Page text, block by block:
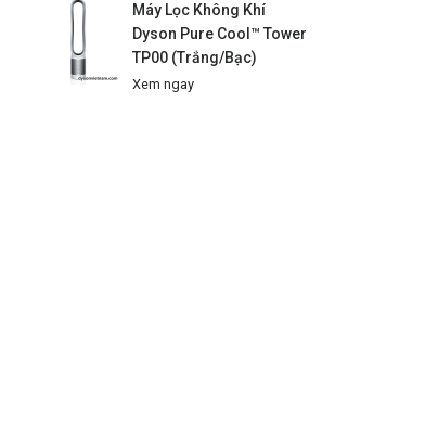
Máy Lọc Không Khí
Dyson Pure Cool™ Tower
TP00 (Trắng/Bạc)
Xem ngay